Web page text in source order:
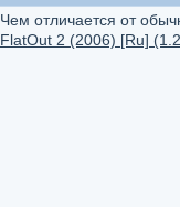
Чем отличается от
FlatOut 2 (2006) [Ru]